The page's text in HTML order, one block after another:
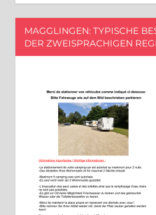
MAGGLINGEN: TYPISCHE
DER ZWEISPRACHIGEN